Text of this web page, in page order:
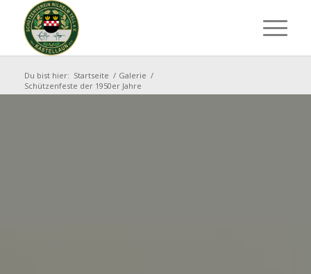
Du bist hier: Startseite / Galerie /
Schützenfeste der 1950er Jahre